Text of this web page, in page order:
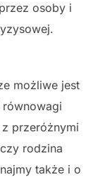
osoby i
możliwe jest
przeróżnymi
rodzina
także i o